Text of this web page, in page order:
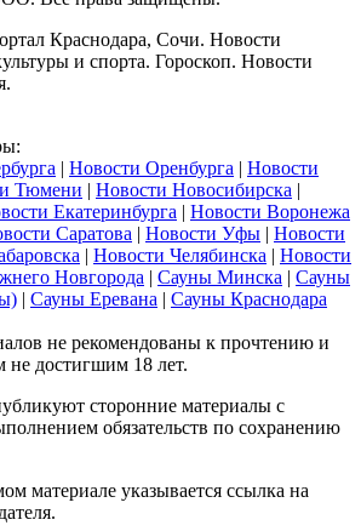
Краснодара, Сочи. Новости
и спорта. Гороскоп. Новости
| Новости Оренбурга | Новости
Тюмени | Новости Новосибирска |
Екатеринбурга | Новости Воронежа
Саратова | Новости Уфы | Новости
| Новости Челябинска | Новости
Новгорода | Сауны Минска | Сауны
| Сауны Еревана | Сауны Краснодара
не рекомендованы к прочтению и
достигшим 18 лет.
сторонние материалы с
обязательств по сохранению
материале указывается ссылка на